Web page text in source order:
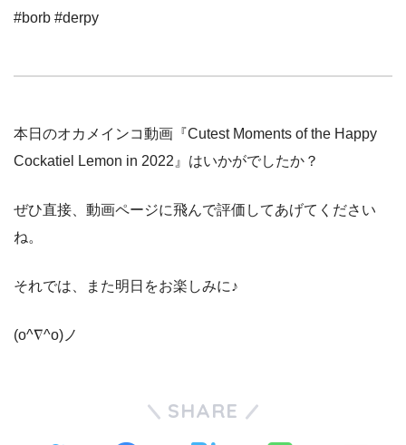
#borb #derpy
本日のオカメインコ動画『Cutest Moments of the Happy
Cockatiel Lemon in 2022』はいかがでしたか？
ぜひ直接、動画ページに飛んで評価してあげてください
ね。
それでは、また明日をお楽しみに♪
(o^∇^o)ノ
SHARE